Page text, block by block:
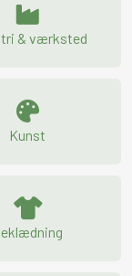
& værksted
Kunst